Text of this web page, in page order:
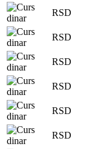
RSD
RSD
RSD
RSD
RSD
RSD